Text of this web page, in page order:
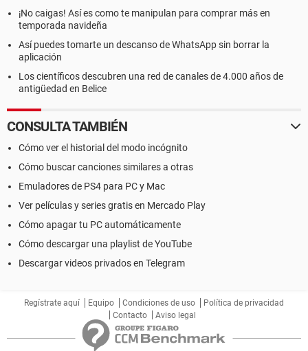
¡No caigas! Así es como te manipulan para comprar más en
temporada navideña
Así puedes tomarte un descanso de WhatsApp sin borrar la
aplicación
Los científicos descubren una red de canales de 4.000 años de
antigüedad en Belice
CONSULTA TAMBIÉN
Cómo ver el historial del modo incógnito
Cómo buscar canciones similares a otras
Emuladores de PS4 para PC y Mac
Ver películas y series gratis en Mercado Play
Cómo apagar tu PC automáticamente
Cómo descargar una playlist de YouTube
Descargar videos privados en Telegram
Regístrate aquí Equipo Condiciones de uso
Política de privacidad
Contacto
Aviso legal